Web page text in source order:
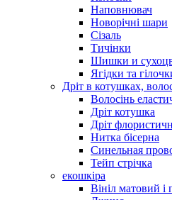
Наповнювач
Новорічні шари
Сізаль
Тичінки
Шишки и
Ягідки та
Дріт в котушках,
Волосінь
Дріт котушка
Дріт
Нитка бісерна
Синельная
Тейп стрічка
екошкіра
Вініл матовий і